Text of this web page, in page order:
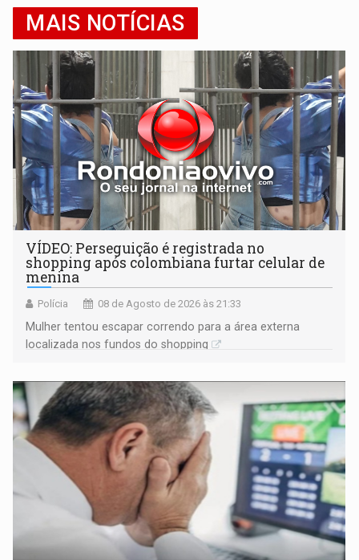
MAIS NOTÍCIAS
VÍDEO: Perseguição é registrada no
shopping após colombiana furtar celular de
menina
Polícia 08 de Agosto de 2026 às 21:33
Mulher tentou escapar correndo para a área externa
localizada nos fundos do shopping